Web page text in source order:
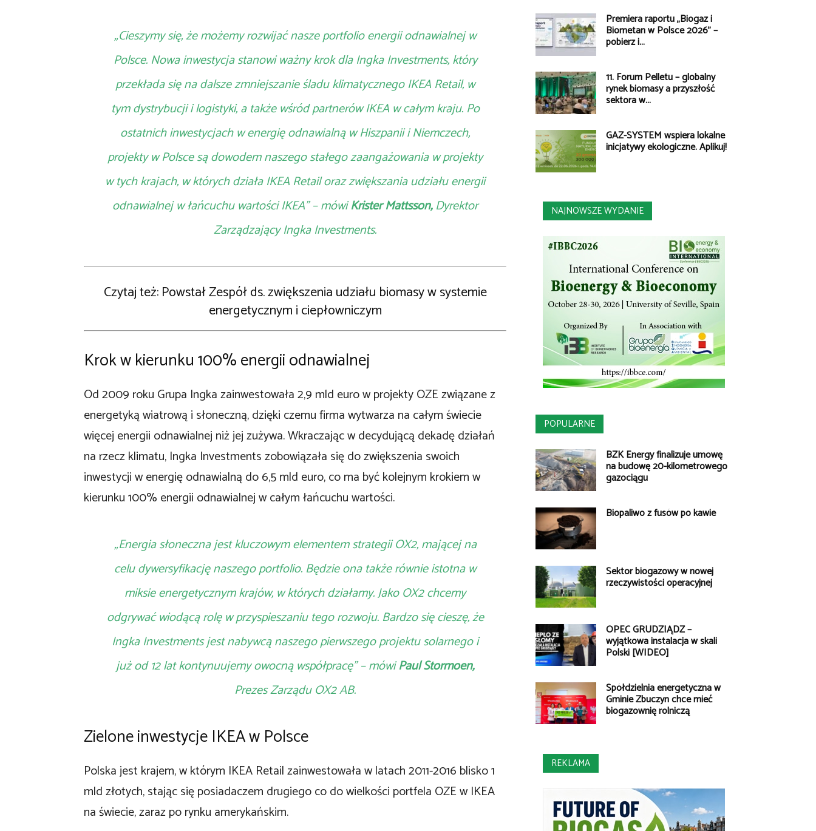
„Cieszymy się, że możemy rozwijać nasze portfolio energii odnawialnej w
Polsce. Nowa inwestycja stanowi ważny krok dla Ingka Investments, który
przekłada się na dalsze zmniejszanie śladu klimatycznego IKEA Retail, w
tym dystrybucji i logistyki, a także wśród partnerów IKEA w całym kraju. Po
ostatnich inwestycjach w energię odnawialną w Hiszpanii i Niemczech,
projekty w Polsce są dowodem naszego stałego zaangażowania w projekty
w tych krajach, w których działa IKEA Retail oraz zwiększania udziału energii
odnawialnej w łańcuchu wartości IKEA”– mówiKrister Mattsson,Dyrektor
Zarządzający Ingka Investments.
Czytaj też: Powstał Zespół ds. zwiększenia udziału biomasy w systemie
energetycznym i ciepłowniczym
Krok w kierunku 100% energii odnawialnej
Od 2009 roku Grupa Ingka zainwestowała 2,9 mld euro w projekty OZE związane z
energetyką wiatrową i słoneczną, dzięki czemu firma wytwarza na całym świecie
więcej energii odnawialnej niż jej zużywa. Wkraczając w decydującą dekadę działań
na rzecz klimatu, Ingka Investments zobowiązała się do zwiększenia swoich
inwestycji w energię odnawialną do 6,5 mld euro, co ma być kolejnym krokiem w
kierunku 100% energii odnawialnej w całym łańcuchu wartości.
„Energia słoneczna jest kluczowym elementem strategii OX2, mającej na
celu dywersyfikację naszego portfolio. Będzie ona także równie istotna w
miksie energetycznym krajów, w których działamy. Jako OX2 chcemy
odgrywać wiodącą rolę w przyspieszaniu tego rozwoju. Bardzo się cieszę, że
Ingka Investments jest nabywcą naszego pierwszego projektu solarnego i
już od 12 lat kontynuujemy owocną współpracę”– mówiPaul Stormoen,
Prezes Zarządu OX2 AB.
Zielone inwestycje IKEA w Polsce
Polska jest krajem, w którym IKEA Retail zainwestowała w latach 2011-2016 blisko 1
mld złotych, stając się posiadaczem drugiego co do wielkości portfela OZE w IKEA
na świecie, zaraz po rynku amerykańskim.
Premiera raportu „Biogaz i
Biometan w Polsce 2026” –
pobierz i...
11. Forum Pelletu – globalny
rynek biomasy a przyszłość
sektora w...
GAZ-SYSTEM wspiera lokalne
inicjatywy ekologiczne. Aplikuj!
NAJNOWSZE WYDANIE
POPULARNE
BZK Energy finalizuje umowę
na budowę 20-kilometrowego
gazociągu
Biopaliwo z fusów po kawie
Sektor biogazowy w nowej
rzeczywistości operacyjnej
OPEC GRUDZIĄDZ –
wyjątkowa instalacja w skali
Polski [WIDEO]
Spółdzielnia energetyczna w
Gminie Zbuczyn chce mieć
biogazownię rolniczą
REKLAMA